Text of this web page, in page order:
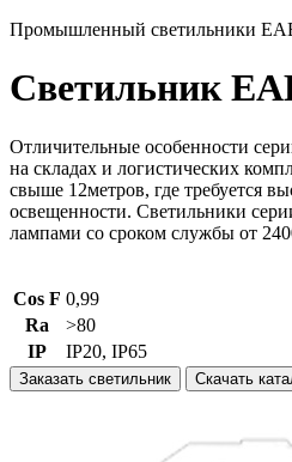
Промышленный светильники
Светильник
Отличительные особенности
на складах и логистических
свыше 12метров, где требуется
освещенности. Светильники
лампами со сроком службы от
Cos F 0,99
Ra
>80
IP
IP20, IP65
Заказать светильник Скачать